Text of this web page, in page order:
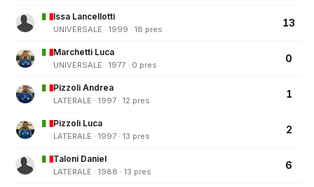
Issa Lancellotti
UNIVERSALE · 1999 · 18 pres
13
Marchetti Luca
UNIVERSALE · 1977 · 0 pres
0
Pizzoli Andrea
LATERALE · 1997 · 12 pres
1
Pizzoli Luca
LATERALE · 1997 · 13 pres
2
Taloni Daniel
LATERALE · 1988 · 13 pres
6